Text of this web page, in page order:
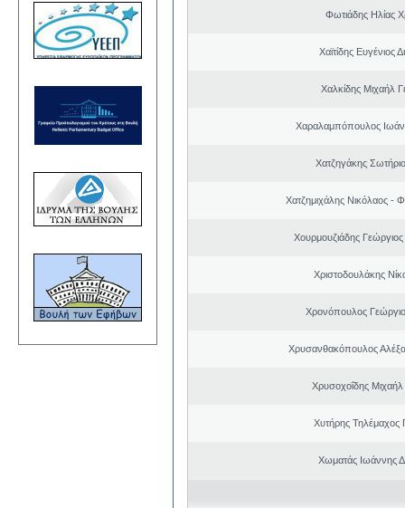
Φωτιάδης Ηλίας
Χαϊτίδης Ευγένιος
Χαλκίδης Μιχαήλ
Χαραλαμπόπουλος
Χατζηγάκης
Χατζημιχάλης Νικόλαος -
Χουρμουζιάδης
Χριστοδουλάκης
Χρονόπουλος
Χρυσανθακόπουλος
Χρυσοχοΐδης Μιχαήλ
Χυτήρης Τηλέμαχος
Χωματάς Ιωάννης